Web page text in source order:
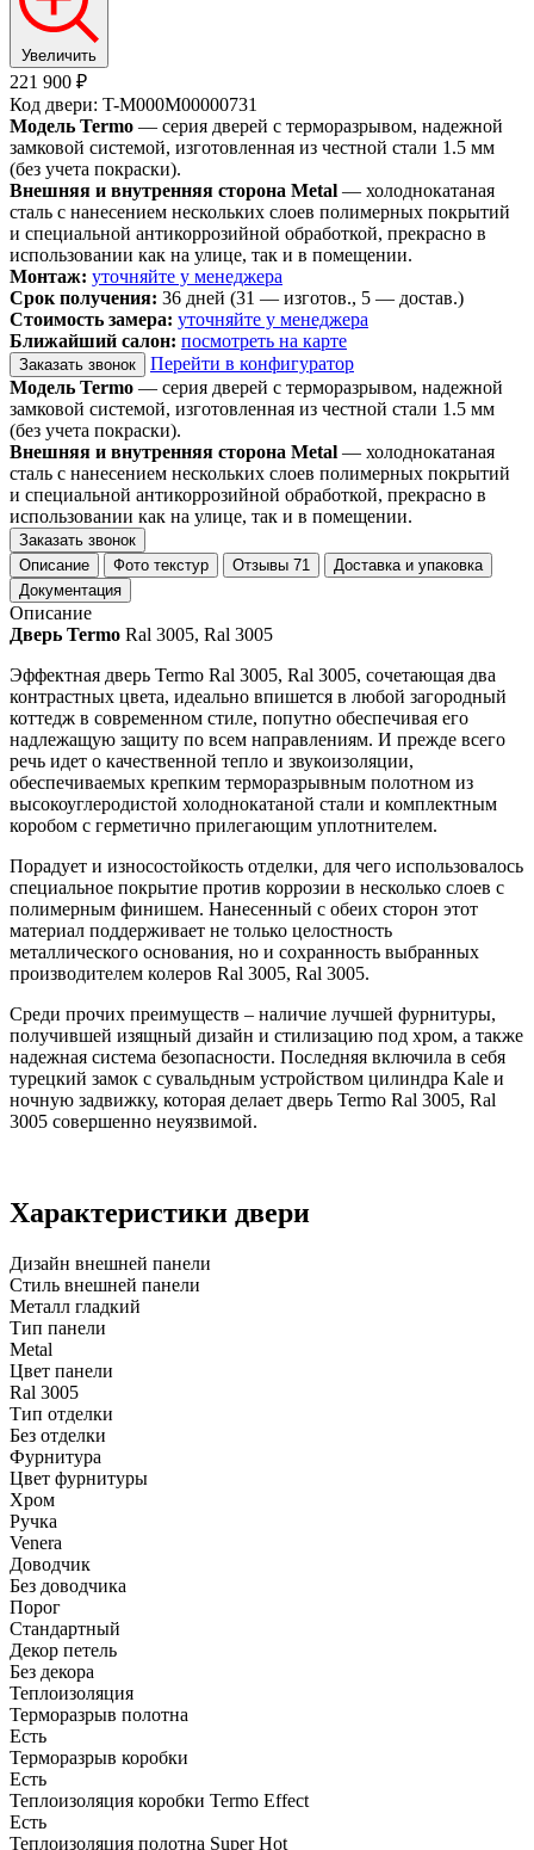
Увеличить
221 900 ₽
Код двери: T-M000M00000731
Модель Termo — серия дверей с терморазрывом, надежной
замковой системой, изготовленная из честной стали 1.5 мм
(без учета покраски).
Внешняя и внутренняя сторона Metal — холоднокатаная
сталь с нанесением нескольких слоев полимерных покрытий
и специальной антикоррозийной обработкой, прекрасно в
использовании как на улице, так и в помещении.
Монтаж: уточняйте у менеджера
Срок получения: 36 дней (31 — изготов., 5 — достав.)
Стоимость замера: уточняйте у менеджера
Ближайший салон: посмотреть на карте
Заказать звонок
Перейти в конфигуратор
Модель Termo — серия дверей с терморазрывом, надежной
замковой системой, изготовленная из честной стали 1.5 мм
(без учета покраски).
Внешняя и внутренняя сторона Metal — холоднокатаная
сталь с нанесением нескольких слоев полимерных покрытий
и специальной антикоррозийной обработкой, прекрасно в
использовании как на улице, так и в помещении.
Заказать звонок
Описание
Фото текстур Отзывы 71
Доставка и упаковка
Документация
Описание
Дверь Termo Ral 3005, Ral 3005
Эффектная дверь Termo Ral 3005, Ral 3005, сочетающая два
контрастных цвета, идеально впишется в любой загородный
коттедж в современном стиле, попутно обеспечивая его
надлежащую защиту по всем направлениям. И прежде всего
речь идет о качественной тепло и звукоизоляции,
обеспечиваемых крепким терморазрывным полотном из
высокоуглеродистой холоднокатаной стали и комплектным
коробом с герметично прилегающим уплотнителем.
Порадует и износостойкость отделки, для чего использовалось
специальное покрытие против коррозии в несколько слоев с
полимерным финишем. Нанесенный с обеих сторон этот
материал поддерживает не только целостность
металлического основания, но и сохранность выбранных
производителем колеров Ral 3005, Ral 3005.
Среди прочих преимуществ – наличие лучшей фурнитуры,
получившей изящный дизайн и стилизацию под хром, а также
надежная система безопасности. Последняя включила в себя
турецкий замок с сувальдным устройством цилиндра Kale и
ночную задвижку, которая делает дверь Termo Ral 3005, Ral
3005 совершенно неуязвимой.
Характеристики двери
Дизайн внешней панели
Стиль внешней панели
Металл гладкий
Тип панели
Metal
Цвет панели
Ral 3005
Тип отделки
Без отделки
Фурнитура
Цвет фурнитуры
Хром
Ручка
Venera
Доводчик
Без доводчика
Порог
Стандартный
Декор петель
Без декора
Теплоизоляция
Терморазрыв полотна
Есть
Терморазрыв коробки
Есть
Теплоизоляция коробки Termo Effect
Есть
Теплоизоляция полотна Super Нot